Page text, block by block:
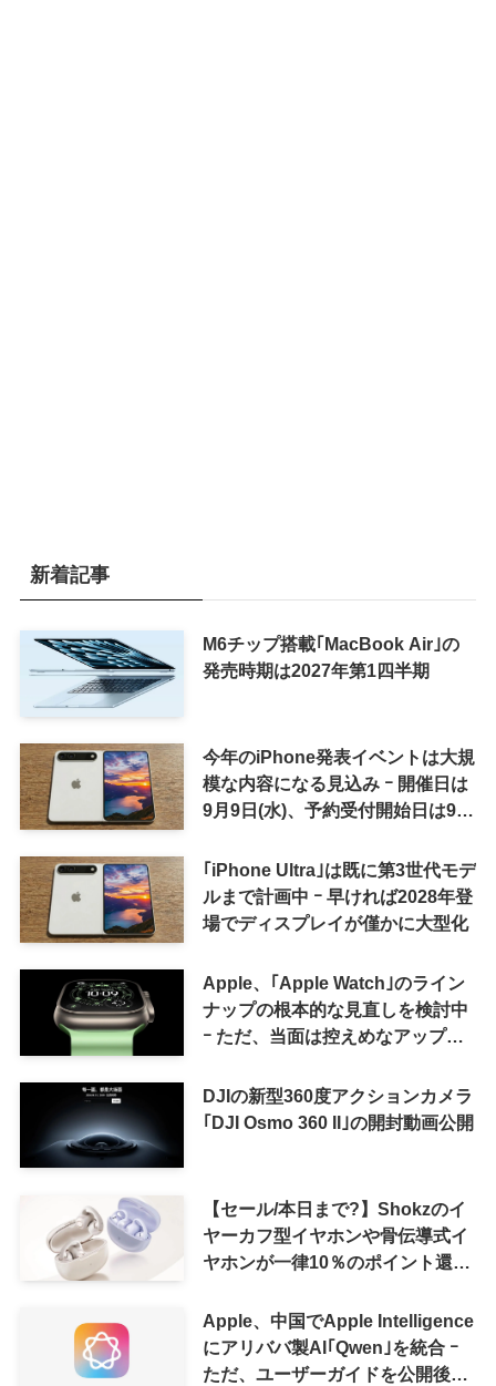
新着記事
M6チップ搭載｢MacBook Air｣の
発売時期は2027年第1四半期
今年のiPhone発表イベントは大規
模な内容になる見込み ｰ 開催日は
9月9日(水)、予約受付開始日は9月
｢iPhone Ultra｣は既に第3世代モデ
ルまで計画中 ｰ 早ければ2028年登
場でディスプレイが僅かに大型化
Apple、｢Apple Watch｣のライン
ナップの根本的な見直しを検討中
ｰ ただ、当面は控えめなアップグ
DJIの新型360度アクションカメラ
｢DJI Osmo 360 II｣の開封動画公開
【セール/本日まで?】Shokzのイ
ヤーカフ型イヤホンや骨伝導式イ
ヤホンが一律10％のポイント還元
Apple、中国でApple Intelligence
にアリババ製AI｢Qwen｣を統合 ｰ
ただ、ユーザーガイドを公開後に